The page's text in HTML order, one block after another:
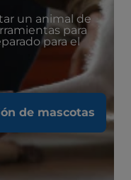
un animal de
para
para el
de mascotas